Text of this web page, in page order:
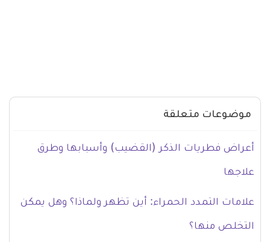
موضوعات متعلقة
أعراض فطريات الذكر (القضيب) وأسبابها وطرق
علاجها
علامات التمدد الحمراء: أين تظهر ولماذا؟ وهل يمكن
التخلص منها؟